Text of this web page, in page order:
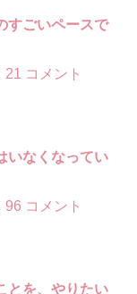
すごいペースで
21 コメント
いなくなってい
96 コメント
とを、やりたい